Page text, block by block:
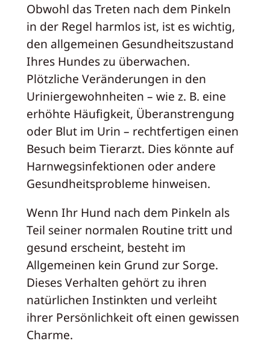
Obwohl das Treten nach dem Pinkeln
in der Regel harmlos ist, ist es wichtig,
den allgemeinen Gesundheitszustand
Ihres Hundes zu überwachen.
Plötzliche Veränderungen in den
Uriniergewohnheiten – wie z. B. eine
erhöhte Häufigkeit, Überanstrengung
oder Blut im Urin – rechtfertigen einen
Besuch beim Tierarzt. Dies könnte auf
Harnwegsinfektionen oder andere
Gesundheitsprobleme hinweisen.
Wenn Ihr Hund nach dem Pinkeln als
Teil seiner normalen Routine tritt und
gesund erscheint, besteht im
Allgemeinen kein Grund zur Sorge.
Dieses Verhalten gehört zu ihren
natürlichen Instinkten und verleiht
ihrer Persönlichkeit oft einen gewissen
Charme.